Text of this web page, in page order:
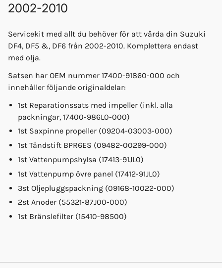
2002-2010
Servicekit med allt du behöver för att vårda din Suzuki
DF4, DF5 &, DF6 från 2002-2010. Komplettera endast
med olja.
Satsen har OEM nummer 17400-91860-000 och
innehåller följande originaldelar:
1st Reparationssats med impeller (inkl. alla
packningar, 17400-986L0-000)
1st Saxpinne propeller (09204-03003-000)
1st Tändstift BPR6ES (09482-00299-000)
1st Vattenpumpshylsa (17413-91JL0)
1st Vattenpump övre panel (17412-91JL0)
3st Oljepluggspackning (09168-10022-000)
2st Anoder (55321-87J00-000)
1st Bränslefilter (15410-98500)